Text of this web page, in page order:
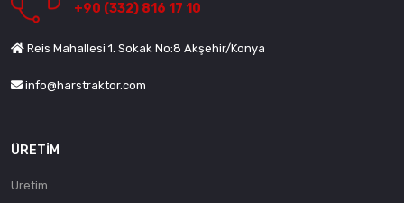
+90 (332) 816 17 10
Reis Mahallesi 1. Sokak No:8 Akşehir/Konya
info@harstraktor.com
ÜRETIM
Üretim